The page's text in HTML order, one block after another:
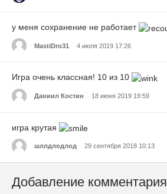
у меня сохранение не работает
MastiDro31 4 июля 2019 17:26
Игра очень классная! 10 из 10
Даниил Костин 18 июня 2019 19:59
игра крутая
шллдлодлод 29 сентября 2018 10:13
Добавление комментария